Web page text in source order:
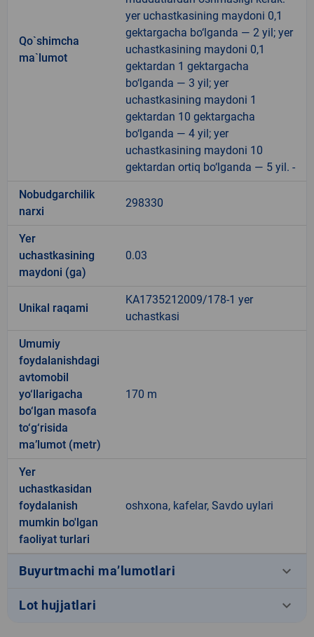
Qo`shimcha
ma`lumot
yer uchastkasining maydoni 0,1
gektargacha bo‘lganda — 2 yil; yer
uchastkasining maydoni 0,1
gektardan 1 gektargacha
bo‘lganda — 3 yil; yer
uchastkasining maydoni 1
gektardan 10 gektargacha
bo‘lganda — 4 yil; yer
uchastkasining maydoni 10
gektardan ortiq bo‘lganda — 5 yil. -
Nobudgarchilik
narxi
298330
Yer
uchastkasining
maydoni (ga)
0.03
Unikal raqami
KA1735212009/178-1 yer
uchastkasi
Umumiy
foydalanishdagi
avtomobil
yo‘llarigacha
bo‘lgan masofa
to‘g‘risida
ma’lumot (metr)
170 m
Yer
uchastkasidan
foydalanish
mumkin bo'lgan
faoliyat turlari
oshxona, kafelar, Savdo uylari
Buyurtmachi ma’lumotlari keyboard_arrow_down
Lot hujjatlari keyboard_arrow_down